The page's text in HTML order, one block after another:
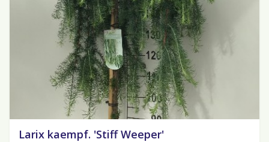
Larix kaempf. 'Stiff Weeper'